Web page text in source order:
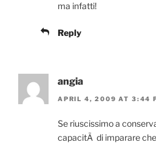
ma infatti!
Reply
angia
APRIL 4, 2009 AT 3:44
Se riuscissimo a
capacitÃ di imparare